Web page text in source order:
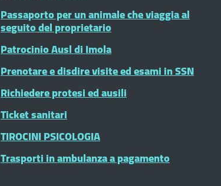
Passaporto per un animale che viaggia al
seguito del proprietario
Patrocinio Ausl di Imola
Prenotare e disdire visite ed esami in SSN
Richiedere protesi ed ausili
Ticket sanitari
TIROCINI PSICOLOGIA
Trasporti in ambulanza a pagamento